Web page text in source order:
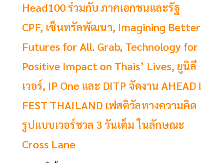
Head100 ร่วมกับ ภาคเอกชนและรัฐ
CPF, เซ็นทรัลพัฒนา, Imagining Better
Futures for All. Grab, Technology for
Positive Impact on Thais’ Lives, ยูนิลี
เวอร์, IP One และ DITP จัดงาน AHEAD !
FEST THAILAND เฟสติวัลทางความคิด
รูปแบบเวอร์ชวล 3 วันเต็ม ในลักษณะ
Cross Lane